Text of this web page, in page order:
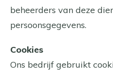
beheerders van deze
persoonsgegevens.
Cookies
Ons bedrijf gebruikt